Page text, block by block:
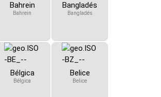
Bahrein
Bahrein
Bangladés
Bangladés
Bélgica
Bélgica
Belice
Belice